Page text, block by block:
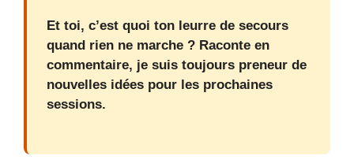
Et toi, c’est quoi ton leurre de secours
quand rien ne marche ? Raconte en
commentaire, je suis toujours preneur de
nouvelles idées pour les prochaines
sessions.